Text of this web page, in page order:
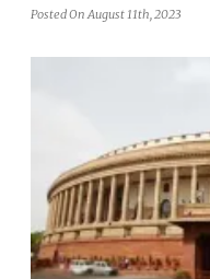
Posted On August 11th, 2023